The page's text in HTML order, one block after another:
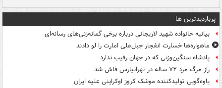
پربازدیدترین ها
بیانیه خانواده شهید لاریجانی درباره برخی گمانه‌زنی‌های رسانه‌ای
ماهواره‌ها خسارت انفجار جبل‌علی امارت را لو دادند
پادشاه سنگین‌وزنی که در جهان رقیب ندارد
راز مرگ مرد ۷۲ ساله در تهرانپارس فاش شد
یاوه‌گویی تولیدکننده موشک کروز اوکراینی علیه ایران